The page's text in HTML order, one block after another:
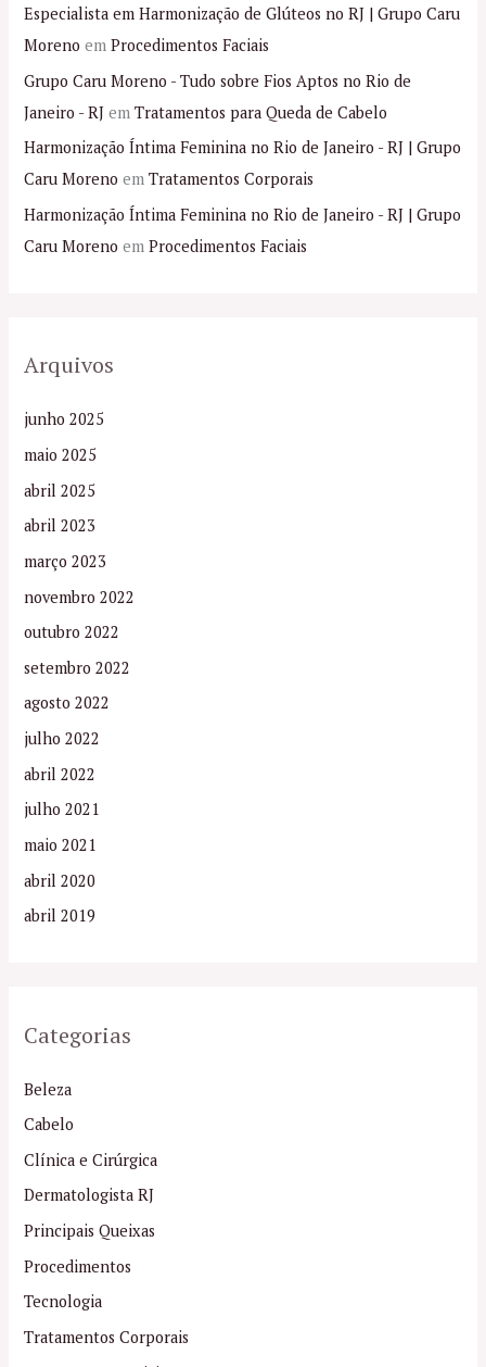
Especialista em Harmonização de Glúteos no RJ | Grupo Caru
Moreno emProcedimentos Faciais
Grupo Caru Moreno - Tudo sobre Fios Aptos no Rio de
Janeiro - RJ emTratamentos para Queda de Cabelo
Harmonização Íntima Feminina no Rio de Janeiro - RJ | Grupo
Caru Moreno emTratamentos Corporais
Harmonização Íntima Feminina no Rio de Janeiro - RJ | Grupo
Caru Moreno emProcedimentos Faciais
Arquivos
junho 2025
maio 2025
abril 2025
abril 2023
março 2023
novembro 2022
outubro 2022
setembro 2022
agosto 2022
julho 2022
abril 2022
julho 2021
maio 2021
abril 2020
abril 2019
Categorias
Beleza
Cabelo
Clínica e Cirúrgica
Dermatologista RJ
Principais Queixas
Procedimentos
Tecnologia
Tratamentos Corporais